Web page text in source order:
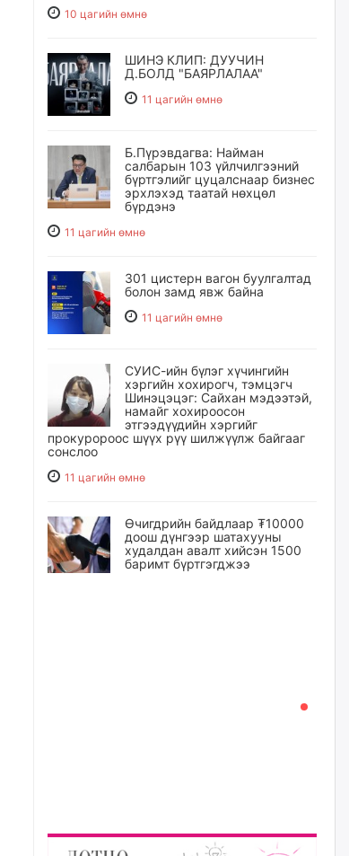
10 цагийн өмнө
ШИНЭ КЛИП: ДУУЧИН
Д.БОЛД "БАЯРЛАЛАА"
11 цагийн өмнө
Б.Пүрэвдагва: Найман
салбарын 103 үйлчилгээний
бүртгэлийг цуцалснаар бизнес
эрхлэхэд таатай нөхцөл
бүрдэнэ
11 цагийн өмнө
301 цистерн вагон буулгалтад
болон замд явж байна
11 цагийн өмнө
СУИС-ийн бүлэг хүчингийн
хэргийн хохирогч, тэмцэгч
Шинэцэцэг: Сайхан мэдээтэй,
намайг хохироосон
этгээдүүдийн хэргийг
прокуророос шүүх рүү шилжүүлж байгааг
сонслоо
11 цагийн өмнө
Өчигдрийн байдлаар ₮10000
доош дүнгээр шатахууны
худалдан авалт хийсэн 1500
баримт бүртгэгджээ